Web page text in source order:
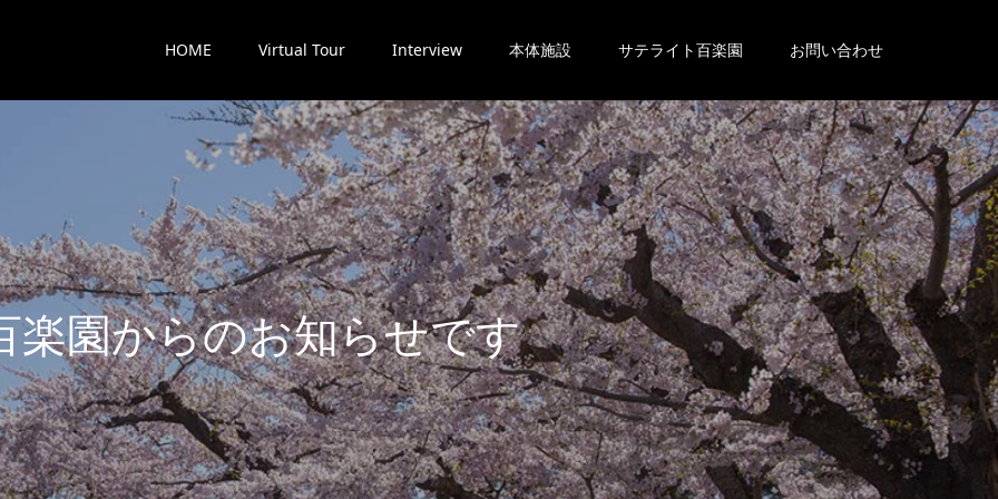
HOME Virtual Tour Interview 本体施設 サテライト百楽園 お問い合わせ
楽園からのお知らせです。